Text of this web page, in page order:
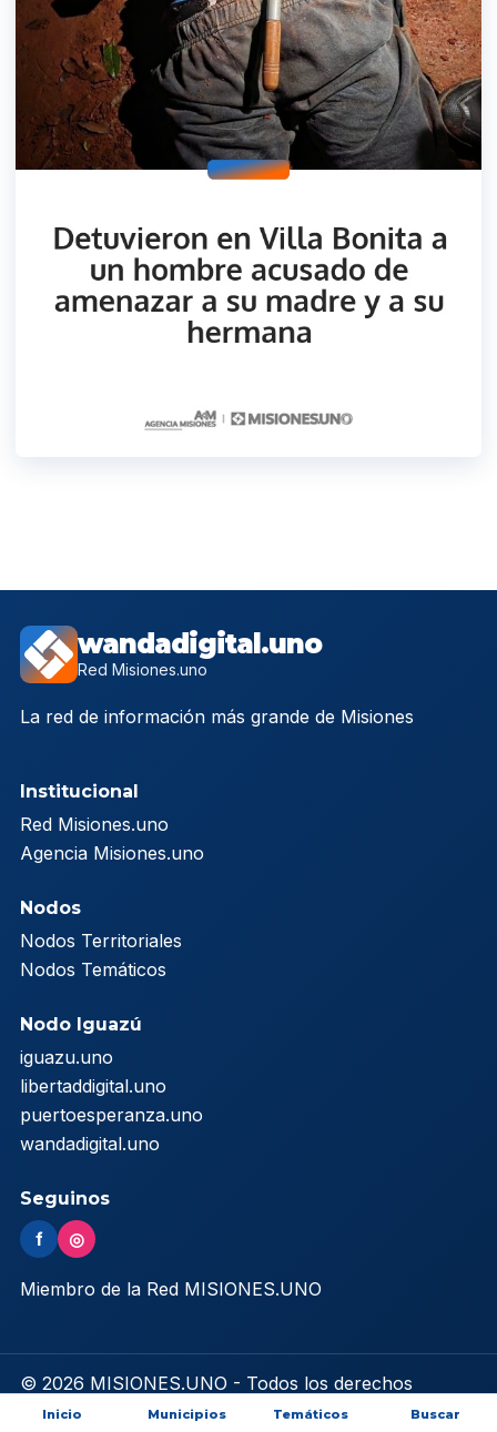
wandadigital.uno
Red Misiones.uno
La red de información más grande de Misiones
Institucional
Red Misiones.uno
Agencia Misiones.uno
Nodos
Nodos Territoriales
Nodos Temáticos
Nodo Iguazú
iguazu.uno
libertaddigital.uno
puertoesperanza.uno
wandadigital.uno
Seguinos
f ◎
Miembro de la Red MISIONES.UNO
© 2026 MISIONES.UNO - Todos los derechos
reservados
Inicio Municipios Temáticos Buscar